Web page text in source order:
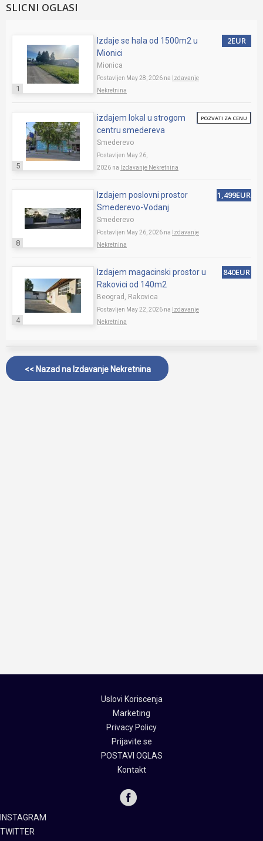
SLICNI OGLASI
1
Izdaje se hala od 1500m2 u
Mionici
Mionica
Postavljen May 28, 2026 na
Izdavanje
Nekretnina
2EUR
5
izdajem lokal u strogom
centru smedereva
Smederevo
Postavljen May 26,
2026 na
Izdavanje Nekretnina
POZVATI ZA CENU
8
Izdajem poslovni prostor
Smederevo-Vodanj
Smederevo
Postavljen May 26, 2026 na
Izdavanje
Nekretnina
1,499EUR
4
Izdajem magacinski prostor u
Rakovici od 140m2
Beograd, Rakovica
Postavljen May 22, 2026 na
Izdavanje
Nekretnina
840EUR
<< Nazad na Izdavanje Nekretnina
Uslovi Koriscenja
Marketing
Privacy Policy
Prijavite se
POSTAVI OGLAS
Kontakt
INSTAGRAM
TWITTER